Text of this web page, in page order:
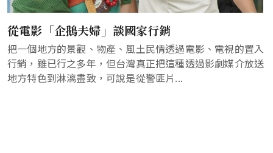
從電影「企鵝夫婦」談國家行銷
把一個地方的景觀、物產、風土民情透過電影、電視的置入
行銷，雖已行之多年，但台灣真正把這種透過影劇媒介放送
地方特色到淋漓盡致，可說是從警匪片...